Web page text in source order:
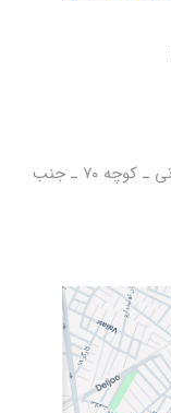
📍 قم _ خیابان امام ـ ۲۴ متری آیت الله کاشانی ـ کوچه ۷۰ ـ جنب